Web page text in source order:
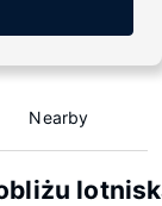
Nearby